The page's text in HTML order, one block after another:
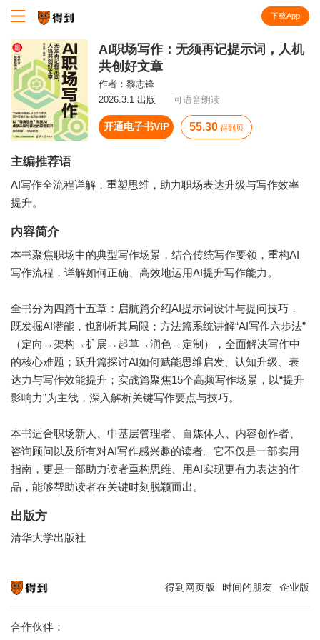
下载App
AI职场写作：无须再记提示词，人机
共创好文章
作者： 黎志锋
2026.3.1 出版
可语音朗读
开通电子书VIP 55.30 得到贝
主编推荐语
AI写作全流程详解，重塑思维，助力职场表达升级与写作效率
提升。
内容简介
本书聚焦职场中的典型写作场景，结合传统写作要领，重构AI
写作流程，详解如何正确、高效地运用AI提升写作能力。
全书分为四篇十五章：启航篇介绍AI提示词设计与提问技巧，
既发掘AI潜能，也剖析其局限；方法篇系统讲解“AI写作六步法”
（定向→架构→扩展→起草→润色→定制），全面解决写作中
的核心难题；跃升篇探讨AI如何赋能思维启发、认知升级、表
达力与写作效能提升；实战篇聚焦15个高频写作场景，以“提升
影响力”为主线，深入解析关键写作要点与技巧。
本书适合职场新人、中基层管理者、自媒体人、内容创作者、
咨询顾问以及所有对AI写作感兴趣的读者。它不仅是一部实用
指南，更是一部助力读者重构思维、用AI实现更有力表达的作
品，能够帮助读者在关键时刻脱颖而出。
出版方
清华大学出版社
得到网页版 时间的朋友 企业版
合作伙伴：